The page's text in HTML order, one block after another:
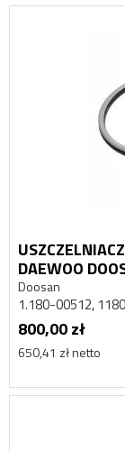
DAEWOO
Doosan
1.180-00512,
800,00 zł
650,41 zł netto